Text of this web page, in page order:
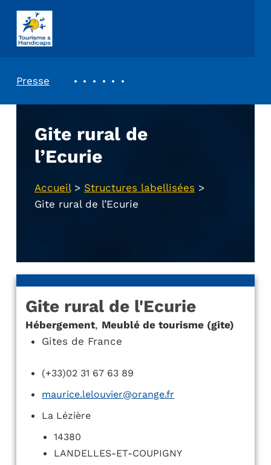
ASSOCIATION TOURISME ET HANDICAPS
Presse
Gite rural de
l’Ecurie
Accueil> Structures labellisées >
Gite rural de l’Ecurie
Gite rural de l'Ecurie
Hébergement, Meublé de tourisme (gite)
Gites de France
(+33)02 31 67 63 89
maurice.lelouvier@orange.fr
La Lézière
14380
LANDELLES-ET-COUPIGNY